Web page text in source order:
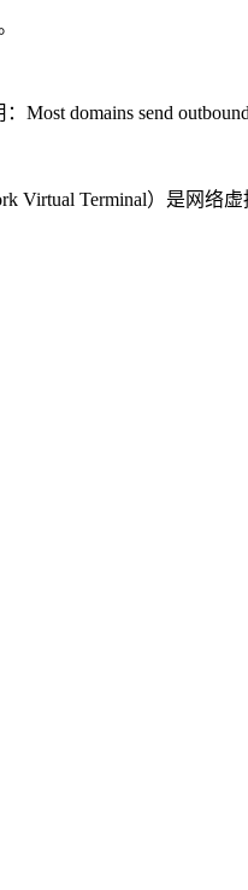
Most domains send
Virtual Terminal）是网络